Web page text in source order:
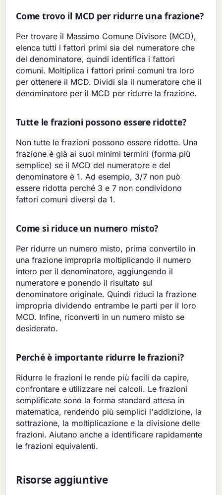
Come trovo il MCD per ridurre una frazione?
Per trovare il Massimo Comune Divisore (MCD),
elenca tutti i fattori primi sia del numeratore che
del denominatore, quindi identifica i fattori
comuni. Moltiplica i fattori primi comuni tra loro
per ottenere il MCD. Dividi sia il numeratore che il
denominatore per il MCD per ridurre la frazione.
Tutte le frazioni possono essere ridotte?
Non tutte le frazioni possono essere ridotte. Una
frazione è già ai suoi minimi termini (forma più
semplice) se il MCD del numeratore e del
denominatore è 1. Ad esempio, 3/7 non può
essere ridotta perché 3 e 7 non condividono
fattori comuni diversi da 1.
Come si riduce un numero misto?
Per ridurre un numero misto, prima convertilo in
una frazione impropria moltiplicando il numero
intero per il denominatore, aggiungendo il
numeratore e ponendo il risultato sul
denominatore originale. Quindi riduci la frazione
impropria dividendo entrambe le parti per il loro
MCD. Infine, riconverti in un numero misto se
desiderato.
Perché è importante ridurre le frazioni?
Ridurre le frazioni le rende più facili da capire,
confrontare e utilizzare nei calcoli. Le frazioni
semplificate sono la forma standard attesa in
matematica, rendendo più semplici l'addizione, la
sottrazione, la moltiplicazione e la divisione delle
frazioni. Aiutano anche a identificare rapidamente
le frazioni equivalenti.
Risorse aggiuntive